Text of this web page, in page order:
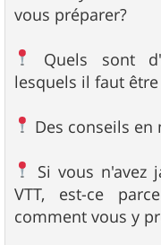
vous préparer?
Quels sont
lesquels il faut
Des conseils
Si vous n'avez
VTT, est-ce
comment vous y